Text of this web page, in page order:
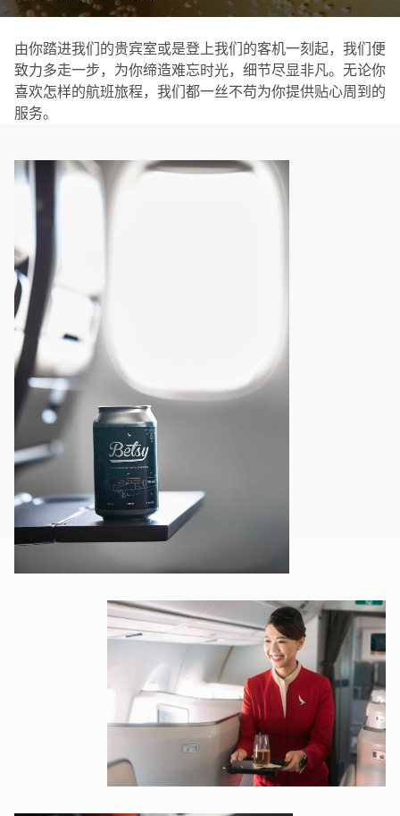
由你踏进我们的贵宾室或是登上我们的客机一刻起，我们便
致力多走一步，为你缔造难忘时光，细节尽显非凡。无论你
喜欢怎样的航班旅程，我们都一丝不苟为你提供贴心周到的
服务。